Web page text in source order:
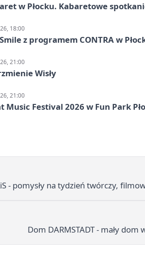
w Płocku. Kabaretowe
18:00
z programem CONTRA w
21:00
Wisły
21:00
Music Festival 2026 w Fun Park
- pomysły na tydzień twórczy,
Dom DARMSTADT - mały